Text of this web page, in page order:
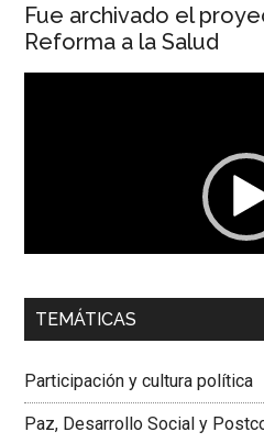
Fue archivado el
Reforma a la Salud
00:00
Dra. Carolina Corcho Mejía,
Colombiana
TEMÁTICAS
Participación y cultura política
Paz, Desarrollo Social y